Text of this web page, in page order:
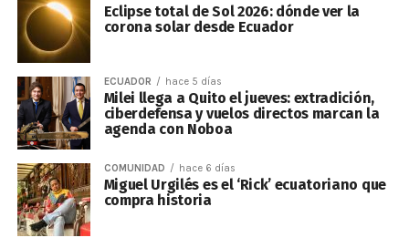
Eclipse total de Sol 2026: dónde ver la
corona solar desde Ecuador
ECUADOR hace 5 días
Milei llega a Quito el jueves: extradición,
ciberdefensa y vuelos directos marcan la
agenda con Noboa
COMUNIDAD hace 6 días
Miguel Urgilés es el ‘Rick’ ecuatoriano que
compra historia